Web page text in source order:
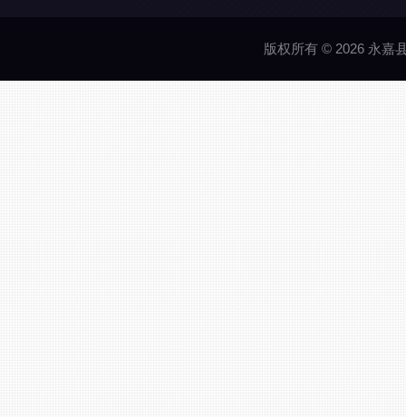
版权所有 © 2026 永嘉